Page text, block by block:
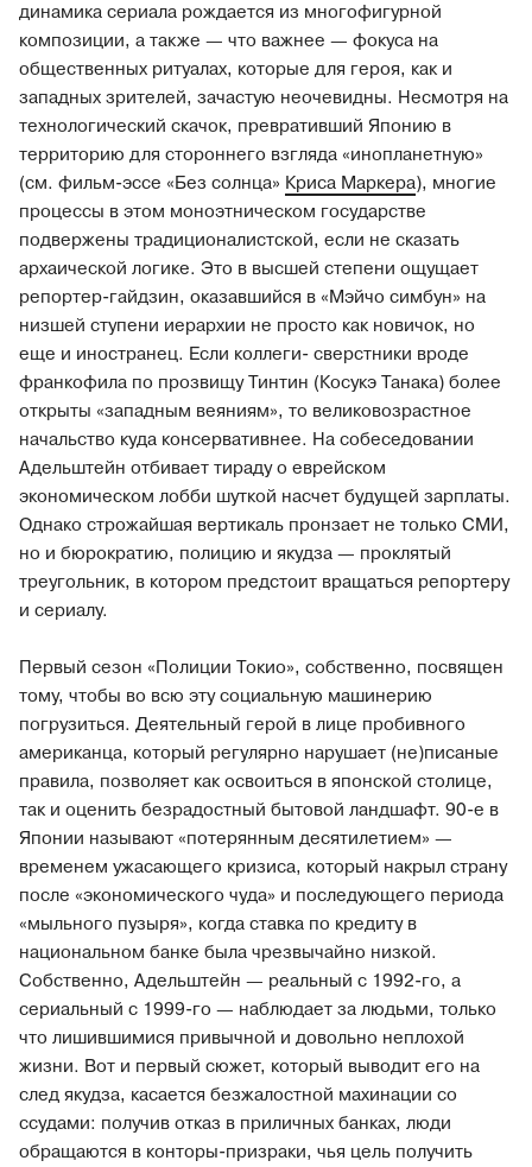
динамика сериала рождается из многофигурной
композиции, а также — что важнее — фокуса на
общественных ритуалах, которые для героя, как и
западных зрителей, зачастую неочевидны. Несмотря на
технологический скачок, превративший Японию в
территорию для стороннего взгляда «инопланетную»
(см. фильм-эссе «Без солнца» Криса Маркера), многие
процессы в этом моноэтническом государстве
подвержены традиционалистской, если не сказать
архаической логике. Это в высшей степени ощущает
репортер-гайдзин, оказавшийся в «Мэйчо симбун» на
низшей ступени иерархии не просто как новичок, но
еще и иностранец. Если коллеги-­ сверстники вроде
франкофила по прозвищу Тинтин (Косукэ Танака) более
открыты «западным веяниям», то великовозрастное
начальство куда консервативнее. На собеседовании
Адельштейн отбивает тираду о еврейском
экономическом лобби шуткой насчет будущей зарплаты.
Однако строжайшая вертикаль пронзает не только СМИ,
но и бюрократию, полицию и якудза — проклятый
треугольник, в котором предстоит вращаться репортеру
и сериалу.
Первый сезон «Полиции Токио», собственно, посвящен
тому, чтобы во всю эту социальную машинерию
погрузиться. Деятельный герой в лице пробивного
американца, который регулярно нарушает (не)писаные
правила, позволяет как освоиться в японской столице,
так и оценить безрадостный бытовой ландшафт. 90‑е в
Японии называют «потерянным десятилетием» —
временем ужасающего кризиса, который накрыл страну
после «экономического чуда» и последующего периода
«мыльного пузыря», когда ставка по кредиту в
национальном банке была чрезвычайно низкой.
Собственно, Адельштейн — реальный с 1992‑го, а
сериальный с 1999‑го — наблюдает за людьми, только
что лишившимися привычной и довольно неплохой
жизни. Вот и первый сюжет, который выводит его на
след якудза, касается безжалостной махинации со
ссудами: получив отказ в приличных банках, люди
обращаются в конторы-призраки, чья цель получить